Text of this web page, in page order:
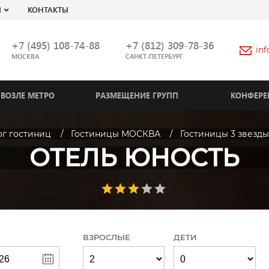
КОНТАКТЫ
+7 (495) 108-74-88
МОСКВА
+7 (812) 309-78-36
САНКТ-ПЕТЕРБУРГ
МЕТРО РАЗМЕЩЕНИЕ ГРУПП
гостиниц Гостиницы МОСКВА Гостиницы 3 звезды
ОТЕЛЬ ЮНОСТЬ
ВЗРОСЛЫЕ ДЕТИ